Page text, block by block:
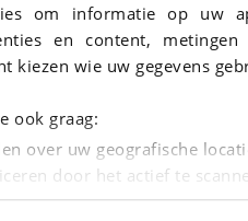
om informatie op
en content,
kiezen wie uw gegevens
ook graag:
over uw geografische
door het actief te
gegevens worden